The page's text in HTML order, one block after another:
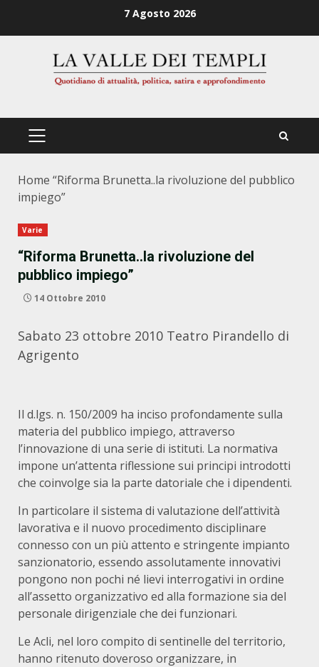
7 Agosto 2026
PRIMÄRES
Home “Riforma Brunetta..la rivoluzione del pubblico
impiego”
Varie
“Riforma Brunetta..la rivoluzione del
pubblico impiego”
14 Ottobre 2010
Sabato 23 ottobre 2010 Teatro Pirandello di
Agrigento
Il d.lgs. n. 150/2009 ha inciso profondamente sulla
materia del pubblico impiego, attraverso
l’innovazione di una serie di istituti. La normativa
impone un’attenta riflessione sui principi introdotti
che coinvolge sia la parte datoriale che i dipendenti.
In particolare il sistema di valutazione dell’attività
lavorativa e il nuovo procedimento disciplinare
connesso con un più attento e stringente impianto
sanzionatorio, essendo assolutamente innovativi
pongono non pochi né lievi interrogativi in ordine
all’assetto organizzativo ed alla formazione sia del
personale dirigenziale che dei funzionari.
Le Acli, nel loro compito di sentinelle del territorio,
hanno ritenuto doveroso organizzare, in